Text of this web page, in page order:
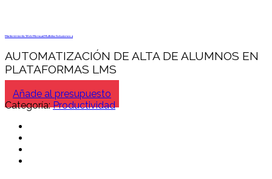
Mantenimiento Web Mensual Multidisc Soluciones 4
AUTOMATIZACIÓN DE ALTA DE ALUMNOS EN
PLATAFORMAS LMS
Añade al presupuesto
Categoría:Productividad